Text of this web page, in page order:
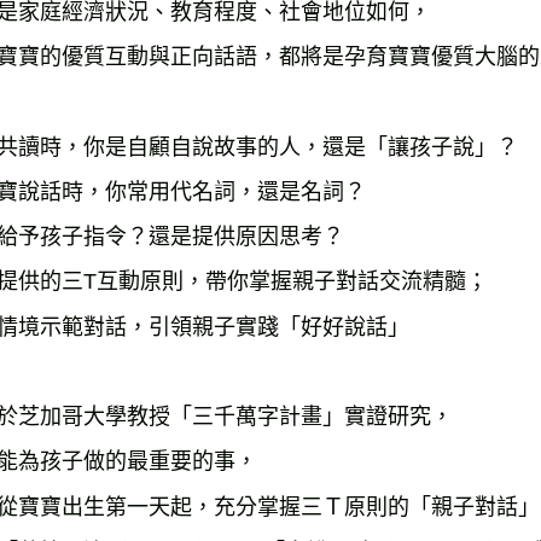
家庭經濟狀況、教育程度、社會地位如何，
寶的優質互動與正向話語，都將是孕育寶寶優質大腦的
讀時，你是自顧自說故事的人，還是「讓孩子說」？
說話時，你常用代名詞，還是名詞？
予孩子指令？還是提供原因思考？
供的三T互動原則，帶你掌握親子對話交流精髓；
境示範對話，引領親子實踐「好好說話」
芝加哥大學教授「三千萬字計畫」實證研究，
為孩子做的最重要的事，
寶寶出生第一天起，充分掌握三Ｔ原則的「親子對話」